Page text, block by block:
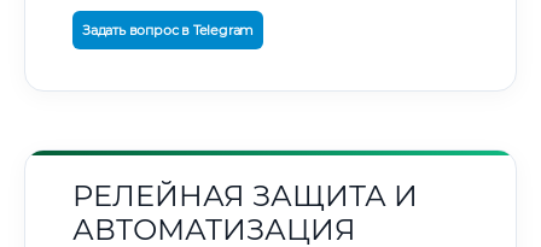
Задать вопрос в Telegram
РЕЛЕЙНАЯ ЗАЩИТА И
АВТОМАТИЗАЦИЯ